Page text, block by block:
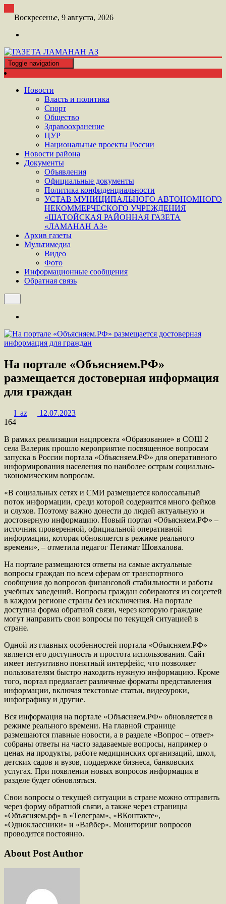
Воскресенье, 9 августа, 2026
ГАЗЕТА ЛАМАНАН АЗ
ШАТОЙСКАЯ ГАЗЕТА ЛАМАНАН АЗ
Toggle navigation
Новости
Власть и политика
Спорт
Общество
Здравоохранение
ЦУР
Национальные проекты России
Новости района
Документы
Объявления
Официальные документы
Политика конфиденциальности
УСТАВ МУНИЦИПАЛЬНОГО АВТОНОМНОГО
НЕКОММЕРЧЕСКОГО УЧРЕЖДЕНИЯ
«ШАТОЙСКАЯ РАЙОННАЯ ГАЗЕТА
«ЛАМАНАН АЗ»
Архив газеты
Мультимедиа
Видео
Фото
Информационные сообщения
Обратная связь
На портале «Объясняем.РФ»
размещается достоверная информация
для граждан
l_az
12.07.2023
164
В рамках реализации нацпроекта «Образование» в СОШ 2
села Валерик прошло мероприятие посвященное вопросам
запуска в России портала «Объясняем.РФ» для оперативного
информирования населения по наиболее острым социально-
экономическим вопросам.
«В социальных сетях и СМИ размещается колоссальный
поток информации, среди которой содержится много фейков
и слухов. Поэтому важно донести до людей актуальную и
достоверную информацию. Новый портал «Объясняем.РФ» –
источник проверенной, официальной оперативной
информации, которая обновляется в режиме реального
времени», – отметила педагог Петимат Шовхалова.
На портале размещаются ответы на самые актуальные
вопросы граждан по всем сферам от транспортного
сообщения до вопросов финансовой стабильности и работы
учебных заведений. Вопросы граждан собираются из соцсетей
в каждом регионе страны без исключения. На портале
доступна форма обратной связи, через которую граждане
могут направить свои вопросы по текущей ситуацией в
стране.
Одной из главных особенностей портала «Объясняем.РФ»
является его доступность и простота использования. Сайт
имеет интуитивно понятный интерфейс, что позволяет
пользователям быстро находить нужную информацию. Кроме
того, портал предлагает различные форматы представления
информации, включая текстовые статьи, видеоуроки,
инфографику и другие.
Вся информация на портале «Объясняем.РФ» обновляется в
режиме реального времени. На главной странице
размещаются главные новости, а в разделе «Вопрос – ответ»
собраны ответы на часто задаваемые вопросы, например о
ценах на продукты, работе медицинских организаций, школ,
детских садов и вузов, поддержке бизнеса, банковских
услугах. При появлении новых вопросов информация в
разделе будет обновляться.
Свои вопросы о текущей ситуации в стране можно отправить
через форму обратной связи, а также через страницы
«Объясняем.рф» в «Телеграм», «ВКонтакте»,
«Одноклассники» и «Вайбер». Мониторинг вопросов
проводится постоянно.
About Post Author